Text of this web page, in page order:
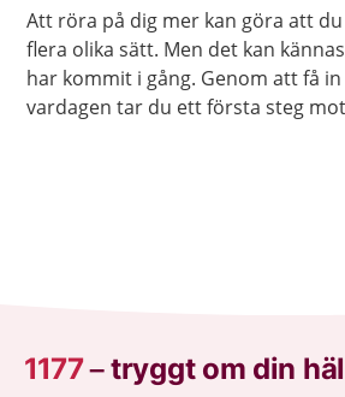
Att röra på dig mer kan göra att
flera olika sätt. Men det kan
har kommit i gång. Genom att få
vardagen tar du ett första steg
1177–tryggt om din